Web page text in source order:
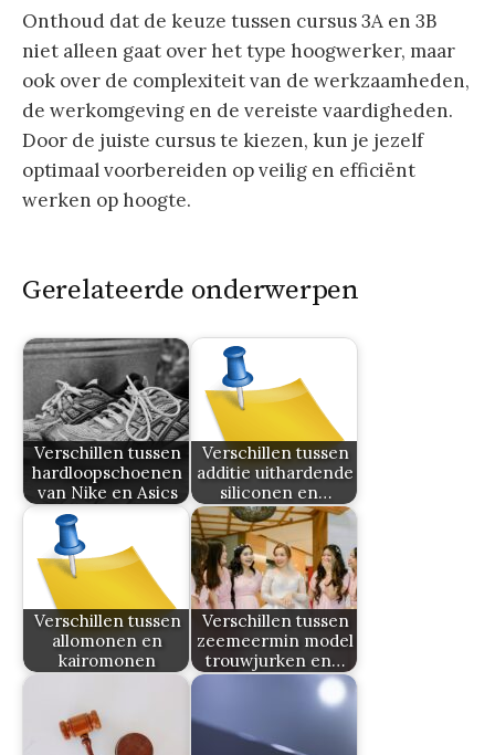
Onthoud dat de keuze tussen cursus 3A en 3B
niet alleen gaat over het type hoogwerker, maar
ook over de complexiteit van de werkzaamheden,
de werkomgeving en de vereiste vaardigheden.
Door de juiste cursus te kiezen, kun je jezelf
optimaal voorbereiden op veilig en efficiënt
werken op hoogte.
Gerelateerde onderwerpen
Verschillen tussen
hardloopschoenen
van Nike en Asics
Verschillen tussen
additie uithardende
siliconen en…
Verschillen tussen
allomonen en
kairomonen
Verschillen tussen
zeemeermin model
trouwjurken en…